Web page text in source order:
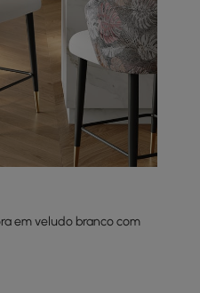
em veludo branco com